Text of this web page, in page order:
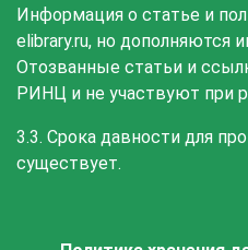
Информация о статье и
elibrary.ru, но дополняются
Отозванные статьи и
РИНЦ и не участвуют при
3.3. Срока давности для
существует.